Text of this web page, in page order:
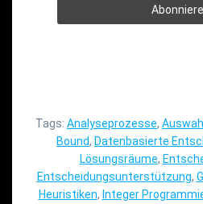
Tags: Analyseprozesse,
Bound, Datenbasierte
Lösungsräume,
Entscheidungsunterstützung,
Heuristiken, Integer